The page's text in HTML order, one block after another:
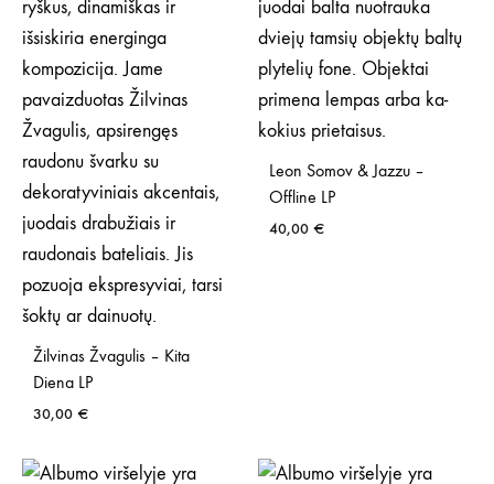
Žilvinas Žvagulis – Kita
Diena LP
30,00 €
Leon Somov & Jazzu –
Offline LP
40,00 €